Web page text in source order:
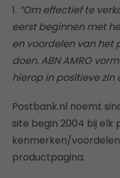
1. “Om effectief te
eerst beginnen met
en voordelen van het
doen. ABN AMRO
hierop in positieve zin
Postbank.nl noemt
site begin 2004 bij
kenmerken/
productpagina.